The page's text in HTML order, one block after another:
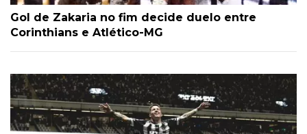
Gol de Zakaria no fim decide duelo entre
Corinthians e Atlético-MG